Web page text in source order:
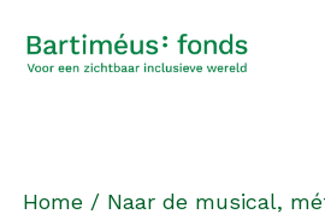
Home / Naar de musical,